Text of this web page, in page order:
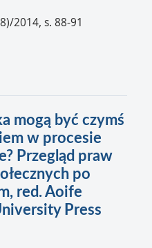
2014, s. 88-91
mogą być czymś
w procesie
Przegląd praw
po
red. Aoife
Press